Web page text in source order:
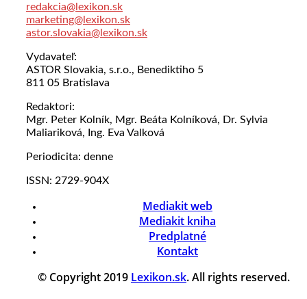
redakcia@lexikon.sk
marketing@lexikon.sk
astor.slovakia@lexikon.sk
Vydavateľ:
ASTOR Slovakia, s.r.o., Benediktiho 5
811 05 Bratislava
Redaktori:
Mgr. Peter Kolník, Mgr. Beáta Kolníková, Dr. Sylvia
Maliariková, Ing. Eva Valková
Periodicita: denne
ISSN: 2729-904X
Mediakit web
Mediakit kniha
Predplatné
Kontakt
© Copyright 2019 Lexikon.sk. All rights reserved.